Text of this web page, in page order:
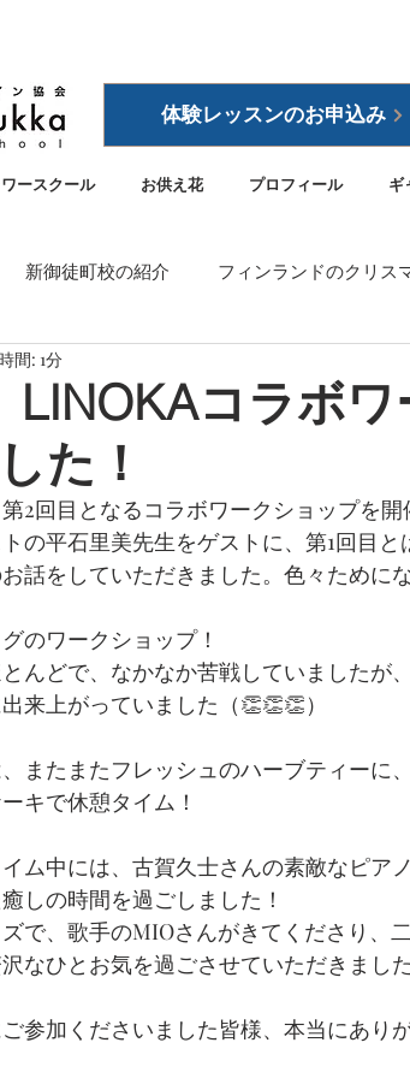
体験レッスンのお申込み
ースクール お供え花 プロフィール ギ
新御徒町校の紹介 フィンランドのクリス
誌掲載
ースクール
コラボワ
た！
間: 1分
2回目となるコラボワークショップを開
の平石里美先生をゲストに、第1回目と
話をしていただきました。色々ために
のワークショップ！
んどで、なかなか苦戦していましたが
来上がっていました（👏👏👏）
またまたフレッシュのハーブティーに
キで休憩タイム！
ム中には、古賀久士さんの素敵なピア
しの時間を過ごしました！
で、歌手のMIOさんがきてくださり、
なひとお気を過ごさせていただきました
参加くださいました皆様、本当にあり